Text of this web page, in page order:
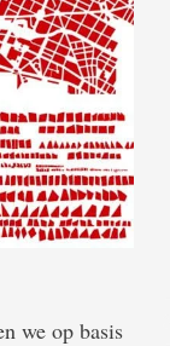
we op basis